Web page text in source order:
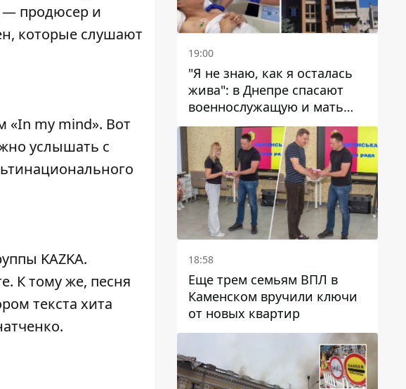
— продюсер и
которые слушают
«In my mind». Вот
услышать с
KAZKA.
К тому же, песня
текста хита
19:00
"Я не знаю, как я осталась
жива": в Днепре спасают
военнослужащую и мать
четверых детей, которую
ранил КАБ
18:58
Еще трем семьям ВПЛ в
Каменском вручили ключи
от новых квартир